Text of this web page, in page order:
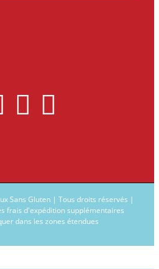
Sans Gluten | Tous droits réservés |
frais d'expédition supplémentaires
dans les zones étendues